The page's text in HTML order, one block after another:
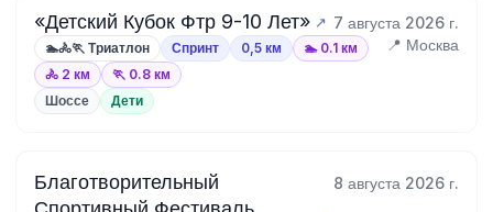
«Детский Кубок Фтр 9-10 Лет» 7 августа 2026 г.
🏊🚴🏃 Триатлон Спринт 0,5 км
🏊 0.1 км
🚴 2 км
🏃 0.8 км
📍 Москва
Шоссе Дети
Благотворительный
8 августа 2026 г.